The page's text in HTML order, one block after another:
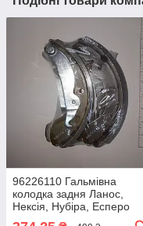
96226110 Гальмівна
колодка задня Ланос,
Нексія, Нубіра, Есперо
(SHIN KUM) Корея